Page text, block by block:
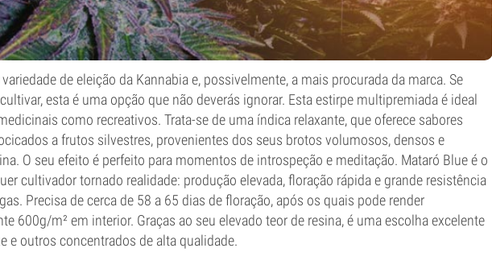
variedade de eleição da Kannabia e, possivelmente, a mais procurada da marca. Se
esta é uma opção que não deverás ignorar. Esta estirpe multipremiada é ideal
como recreativos. Trata-se de uma índica relaxante, que oferece sabores
a frutos silvestres, provenientes dos seus brotos volumosos, densos e
O seu efeito é perfeito para momentos de introspeção e meditação. Mataró Blue é o
cultivador tornado realidade: produção elevada, floração rápida e grande resistência
Precisa de cerca de 58 a 65 dias de floração, após os quais pode render
600g/m² em interior. Graças ao seu elevado teor de resina, é uma escolha excelente
e outros concentrados de alta qualidade.